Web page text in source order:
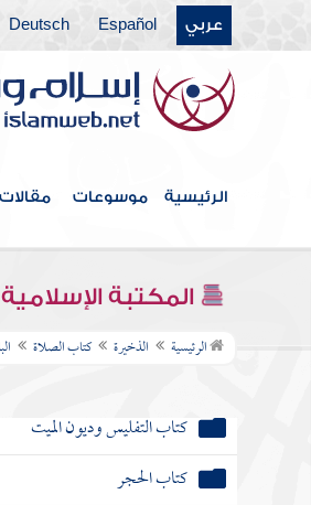
عربي Español
Deutsch
الرئيسية موسوعات مقالات
المكتبة الإسلامية
الرئيسية الذخيرة كتاب الصلاة
كتاب العدة
كتاب الوقف
كتاب الوصايا
كتاب الوكالة
كتاب التفليس وديون الميت
كتاب الحجر